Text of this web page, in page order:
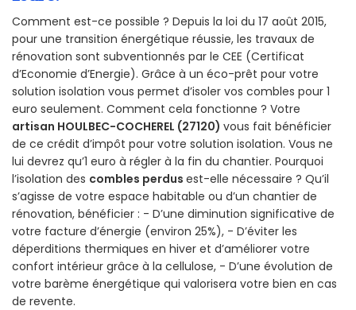
Comment est-ce possible ? Depuis la loi du 17 août 2015,
pour une transition énergétique réussie, les travaux de
rénovation sont subventionnés par le CEE (Certificat
d’Economie d’Energie). Grâce à un éco-prêt pour votre
solution isolation vous permet d’isoler vos combles pour 1
euro seulement. Comment cela fonctionne ? Votre
artisan HOULBEC-COCHEREL (27120) vous fait bénéficier
de ce crédit d’impôt pour votre solution isolation. Vous ne
lui devrez qu’1 euro à régler à la fin du chantier. Pourquoi
l’isolation des combles perdus est-elle nécessaire ? Qu’il
s’agisse de votre espace habitable ou d’un chantier de
rénovation, bénéficier : - D’une diminution significative de
votre facture d’énergie (environ 25%), - D’éviter les
déperditions thermiques en hiver et d’améliorer votre
confort intérieur grâce à la cellulose, - D’une évolution de
votre barème énergétique qui valorisera votre bien en cas
de revente.